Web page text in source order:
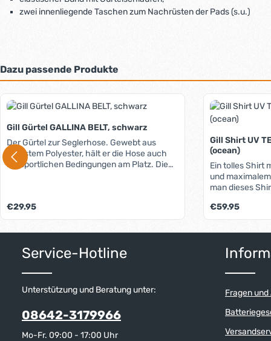
zwei innenliegende Taschen zum Nachrüsten der Pads (s.u.)
Dazu passende Produkte
Produktgalerie überspringen
Gill Gürtel GALLINA BELT, schwarz
Der Gürtel zur Seglerhose. Gewebt aus
robustem Polyester, hält er die Hose auch
bei sportlichen Bedingungen am Platz. Die
Gürtelende verhindert das Ausfransen.
Regulärer Preis:
€29.95
Gill Shirt UV
(ocean)
Ein tolles Shirt
und maximalem UV-
man dieses
Schutzfaktor
Stehkragen
Auskühlung
"Dusche" beim
Isolierschicht.
Haut
trockenes
Gewebe ist
Regulärer Preis:
€59.95
Service-Hotline
Unterstützung und Beratung unter:
08642-3179966
Mo-Fr. 09:00 - 17:00 Uhr
Fragen